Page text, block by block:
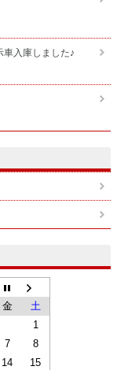
入庫しました♪
金
土
1
7
8
14
15